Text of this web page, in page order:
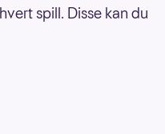
spill. Disse kan du